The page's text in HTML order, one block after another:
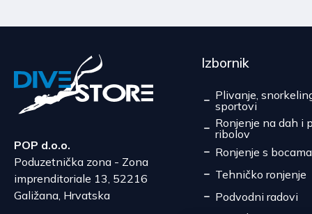
POP d.o.o.
Poduzetnička zona - Zona
imprenditoriale 13, 52216
Galižana, Hrvatska
Izbornik
Plivanje,
sportovi
Ronjenje na dah i
ribolov
Ronjenje s bocama
Tehničko ronjenje
Podvodni radovi